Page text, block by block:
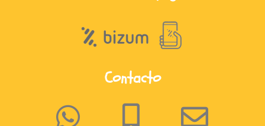
Contacto